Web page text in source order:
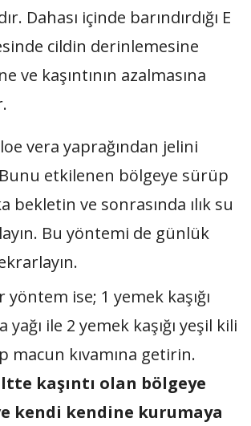
Dahası içinde barındırdığı E
cildin derinlemesine
ve kaşıntının azalmasına
vera yaprağından jelini
Bunu etkilenen bölgeye sürüp
bekletin ve sonrasında ılık su
Bu yöntemi de günlük
yöntem ise; 1 yemek kaşığı
yağı ile 2 yemek kaşığı yeşil kili
macun kıvamına getirin.
kaşıntı olan bölgeye
kendi kendine kurumaya